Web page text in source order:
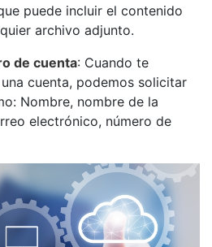
puede incluir el contenido
archivo adjunto.
de cuenta: Cuando te
cuenta, podemos solicitar
Nombre, nombre de la
electrónico, número de